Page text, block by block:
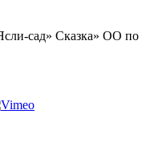
сад» Сказка» ОО